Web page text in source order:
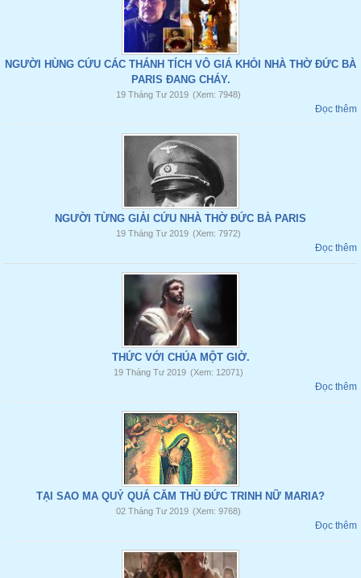
NGƯỜI HÙNG CỨU CÁC THÁNH TÍCH VÔ GIÁ KHỎI NHÀ THỜ ĐỨC BÀ
PARIS ĐANG CHÁY.
19 Tháng Tư 2019 (Xem: 7948)
Đọc thêm
NGƯỜI TỪNG GIẢI CỨU NHÀ THỜ ĐỨC BÀ PARIS
19 Tháng Tư 2019 (Xem: 7972)
Đọc thêm
THỨC VỚI CHÚA MỘT GIỜ.
19 Tháng Tư 2019 (Xem: 12071)
Đọc thêm
TẠI SAO MA QUỶ QUÁ CĂM THÙ ĐỨC TRINH NỮ MARIA?
02 Tháng Tư 2019 (Xem: 9768)
Đọc thêm